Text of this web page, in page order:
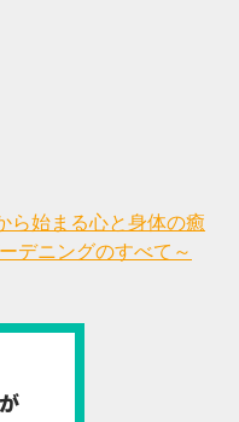
ら始まる心と身体の癒
デニングのすべて～